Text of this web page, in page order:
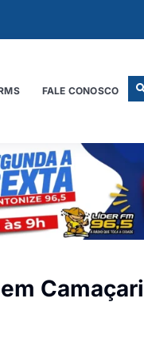
FALE CONOSCO